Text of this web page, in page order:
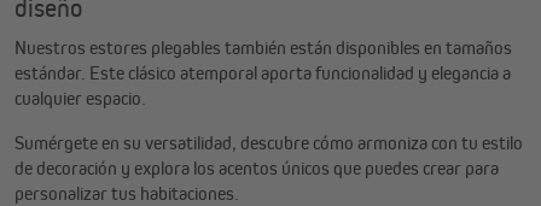
diseño
Nuestros estores plegables también están disponibles en tamaños
estándar. Este clásico atemporal aporta funcionalidad y elegancia a
cualquier espacio.
Sumérgete en su versatilidad, descubre cómo armoniza con tu estilo
de decoración y explora los acentos únicos que puedes crear para
personalizar tus habitaciones.